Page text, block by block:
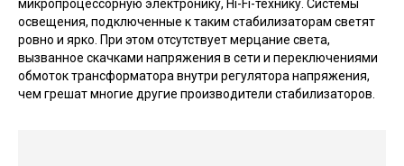
микропроцессорную электронику, Hi-Fi-технику. Системы
освещения, подключенные к таким стабилизаторам светят
ровно и ярко. При этом отсутствует мерцание света,
вызванное скачками напряжения в сети и переключениями
обмоток трансформатора внутри регулятора напряжения,
чем грешат многие другие производители стабилизаторов.